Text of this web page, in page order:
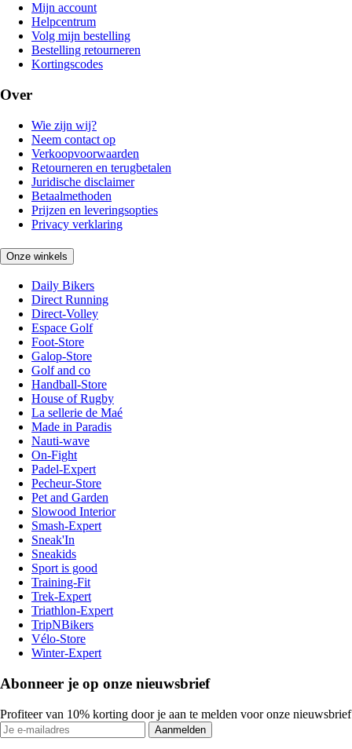
Mijn account
Helpcentrum
Volg mijn bestelling
Bestelling retourneren
Kortingscodes
Over
Wie zijn wij?
Neem contact op
Verkoopvoorwaarden
Retourneren en terugbetalen
Juridische disclaimer
Betaalmethoden
Prijzen en leveringsopties
Privacy verklaring
Onze winkels
Daily Bikers
Direct Running
Direct-Volley
Espace Golf
Foot-Store
Galop-Store
Golf and co
Handball-Store
House of Rugby
La sellerie de Maé
Made in Paradis
Nauti-wave
On-Fight
Padel-Expert
Pecheur-Store
Pet and Garden
Slowood Interior
Smash-Expert
Sneak'In
Sneakids
Sport is good
Training-Fit
Trek-Expert
Triathlon-Expert
TripNBikers
Vélo-Store
Winter-Expert
Abonneer je op onze nieuwsbrief
Profiteer van 10% korting door je aan te melden voor onze nieuwsbrief
Aanmelden